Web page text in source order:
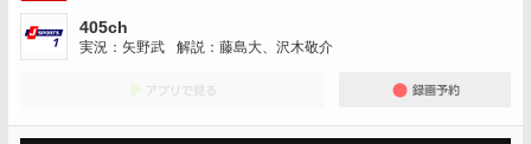
405ch
実況：矢野武 解説：藤島大、沢木敬介